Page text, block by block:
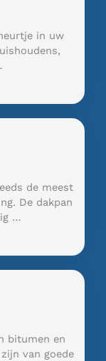
in uw
de meest
De dakpan
…
bitumen en
van goede